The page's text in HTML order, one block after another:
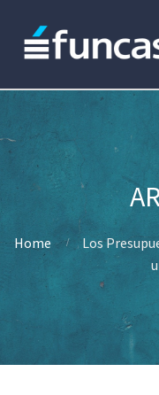
Home
Los